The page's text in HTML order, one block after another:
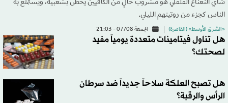
شاي النعناع الفلفلي هو مشروب خالٍ من الكافيين يحظى بشعبية، ويستمتع به
الناس كجزء من روتينهم الليلي.
«الشرق الأوسط» (القاهرة) الجمعة 07/08 - 21:03
هل تناول فيتامينات متعددة يومياً مفيد
لصحتك؟
هل تصبح العلكة سلاحاً جديداً ضد سرطان
الرأس والرقبة؟